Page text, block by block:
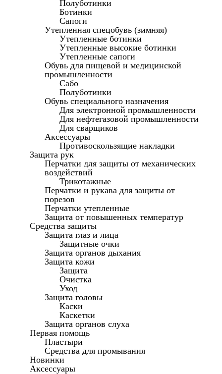
Полуботинки
Ботинки
Сапоги
Утепленная спецобувь (зимняя)
Утепленные ботинки
Утепленные высокие ботинки
Утепленные сапоги
Обувь для пищевой и медицинской
промышленности
Сабо
Полуботинки
Обувь специального назначения
Для электронной промышленности
Для нефтегазовой промышленности
Для сварщиков
Аксессуары
Противоскользящие накладки
Защита рук
Перчатки для защиты от механических
воздействий
Трикотажные
Перчатки и рукава для защиты от
порезов
Перчатки утепленные
Защита от повышенных температур
Средства защиты
Защита глаз и лица
Защитные очки
Защита органов дыхания
Защита кожи
Защита
Очистка
Уход
Защита головы
Каски
Каскетки
Защита органов слуха
Первая помощь
Пластыри
Средства для промывания
Новинки
Аксессуары